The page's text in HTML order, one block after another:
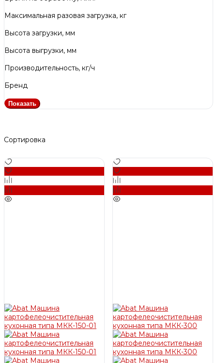
Максимальная разовая загрузка, кг
Высота загрузки, мм
Высота выгрузки, мм
Производительность, кг/ч
Бренд
Показать
Сортировка